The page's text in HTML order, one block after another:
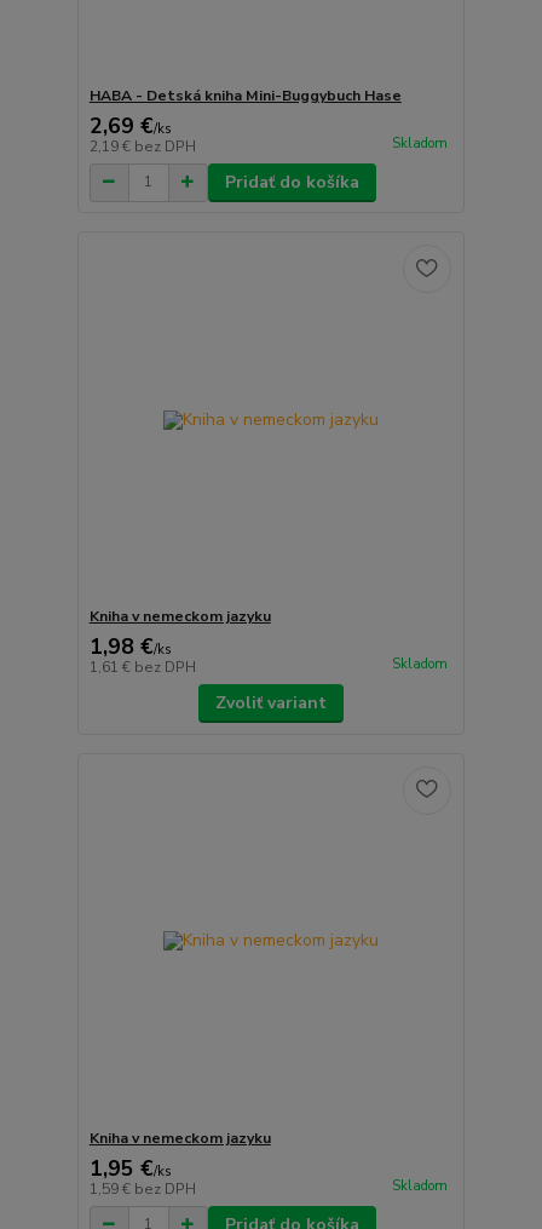
HABA - Detská kniha Mini-Buggybuch Hase
2,69 €/ks
2,19 € bez DPH Skladom
Pridať do košíka
Kniha v nemeckom jazyku
1,98 €/ks
1,61 € bez DPH Skladom
Zvoliť variant
Kniha v nemeckom jazyku
1,95 €/ks
1,59 € bez DPH Skladom
Pridať do košíka